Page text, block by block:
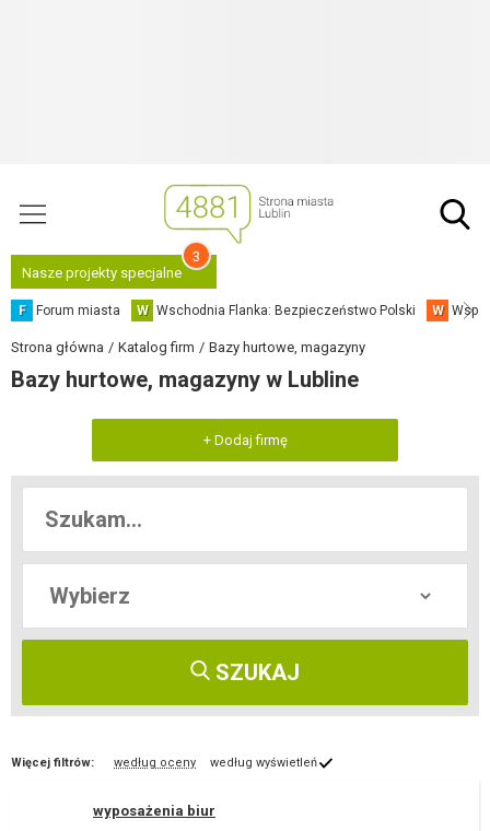
Nasze projekty specjalne
3
F Forum miasta W Wschodnia Flanka: Bezpieczeństwo Polski W
Strona główna Katalog firm Bazy hurtowe, magazyny
Bazy hurtowe, magazyny w Lubline
+ Dodaj firmę
SZUKAJ
Więcej filtrów: według oceny według wyświetleń
wyposażenia biur